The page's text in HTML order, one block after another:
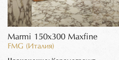
Marmi 150x300 Maxfine
FMG (Италия)